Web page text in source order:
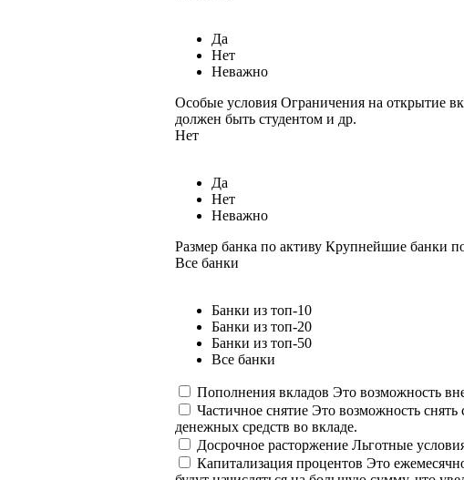
Да
Нет
Неважно
Особые условия Ограничения на открытие
должен быть студентом и др.
Нет
Да
Нет
Неважно
Размер банка по активу Крупнейшие банки
Все банки
Банки из топ-10
Банки из топ-20
Банки из топ-50
Все банки
Пополнения вкладов Это возможность
Частичное снятие Это возможность снять
денежных средств во вкладе.
Досрочное расторжение Льготные
Капитализация процентов Это